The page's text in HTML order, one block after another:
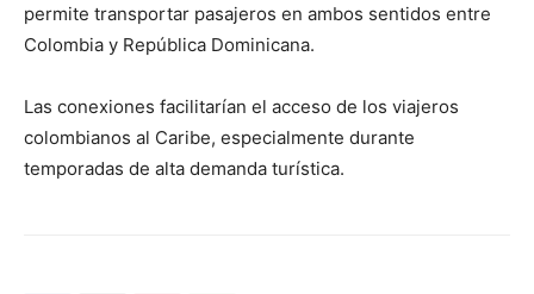
permite transportar pasajeros en ambos sentidos entre
Colombia y República Dominicana.
Las conexiones facilitarían el acceso de los viajeros
colombianos al Caribe, especialmente durante
temporadas de alta demanda turística.